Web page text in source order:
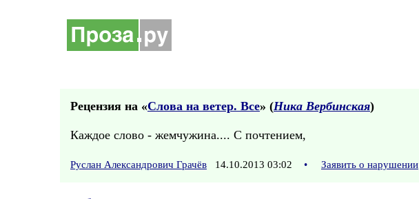
Рецензия на «Слова на ветер. Все» (Ника Вербинская)
Каждое слово - жемчужина.... С почтением,
Руслан Александрович Грачёв 14.10.2013 03:02 • Заявить о нарушении